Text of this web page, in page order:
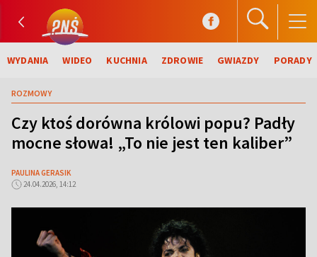
WYDANIA WIDEO KUCHNIA ZDROWIE GWIAZDY PORADY
ROZMOWY
Czy ktoś dorówna królowi popu? Padły
mocne słowa! „To nie jest ten kaliber”
PAULINA GERASIK
24.04.2026, 14:12